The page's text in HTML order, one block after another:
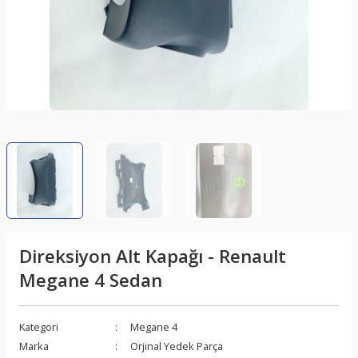
Direksiyon Alt Kapağı - Renault
Megane 4 Sedan
Kategori
Megane 4
Marka
Orjinal Yedek Parça